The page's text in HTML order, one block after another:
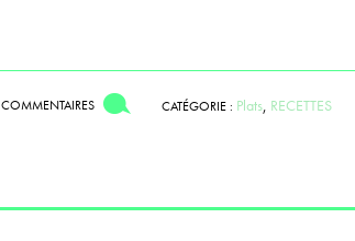
COMMENTAIRES CATÉGORIE : Plats, RECETTES